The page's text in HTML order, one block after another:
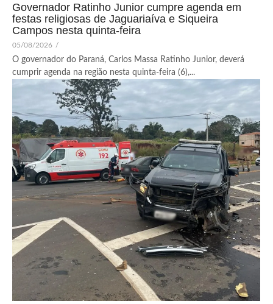
Governador Ratinho Junior cumpre agenda em
festas religiosas de Jaguariaíva e Siqueira
Campos nesta quinta-feira
05/08/2026 /
O governador do Paraná, Carlos Massa Ratinho Junior, deverá
cumprir agenda na região nesta quinta-feira (6),...